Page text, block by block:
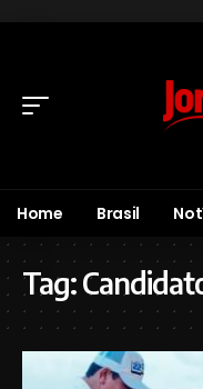
Home Brasil
Tag: